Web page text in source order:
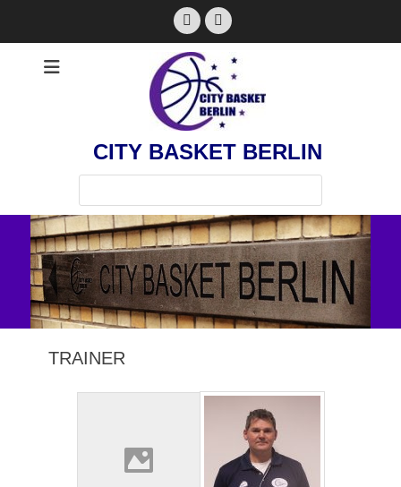
FacebookInstagram
CITY BASKET BERLIN
nach:
TRAINER